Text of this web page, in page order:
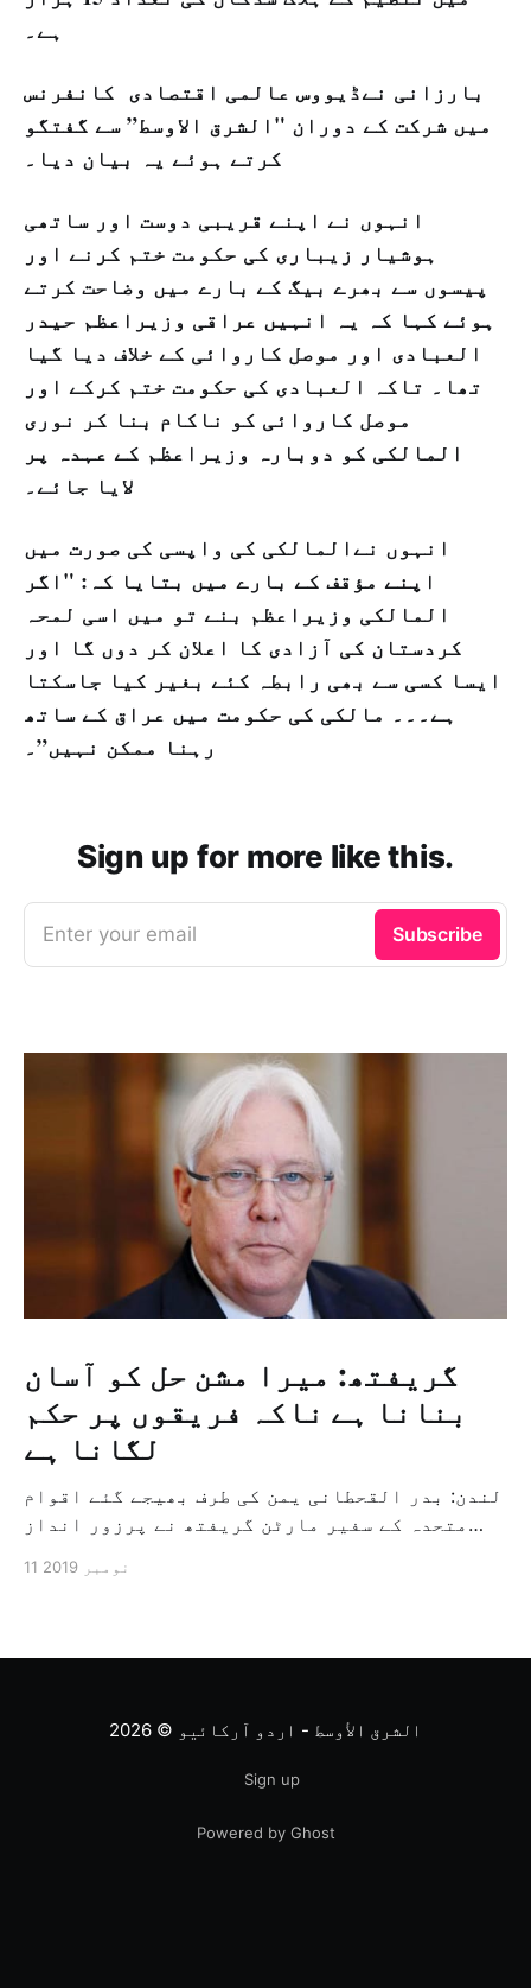
ہے۔
بارزانی نےڈیووس عالمی اقتصادی کانفرنس
میں شرکت کے دوران "الشرق الاوسط” سے گفتگو
کرتے ہوئے یہ بیان دیا۔
انہوں نے اپنے قریبی دوست اور ساتھی
ہوشیار زیباری کی حکومت ختم کرنے اور
پیسوں سے بھرے بیگ کے بارے میں وضاحت کرتے
ہوئے کہا کہ یہ انہیں عراقی وزیراعظم حیدر
العبادی اور موصل کاروائی کے خلاف دیا گیا
تھا۔ تاکہ العبادی کی حکومت ختم کرکے اور
موصل کاروائی کو ناکام بنا کر نوری
المالکی کو دوبارہ وزیراعظم کے عہدہ پر
لایا جائے۔
انہوں نےالمالکی کی واپسی کی صورت میں
اپنے مؤقف کے بارے میں بتایا کہ: "اگر
المالکی وزیراعظم بنے تو میں اسی لمحہ
کردستان کی آزادی کا اعلان کر دوں گا اور
ایسا کسی سے بھی رابطہ کئے بغیر کیا جاسکتا
ہے۔۔۔ مالکی کی حکومت میں عراق کے ساتھ
رہنا ممکن نہیں”۔
Sign up for more like this.
Enter your email Subscribe
گریفتھ: میرا مشن حل کو آسان
بنانا ہے ناکہ فریقوں پر حکم
لگانا ہے
لندن: بدر القحطانی یمن کی طرف بھیجے گئے اقوام
متحدہ کے سفیر مارٹن گریفتھ نے پرزور انداز
ثالثی اور اس کشمکش کی حدبندی کرنے کے لئے ایک
11 نومبر 2019
الشرق الأوسط - اردو آرکائیو © 2026
Sign up
Powered by Ghost